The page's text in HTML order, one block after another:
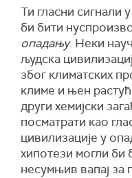
Ти гласни сигнали
би бити
опадању. Неки
људска
због климатских
климе и њен
други хемијски
посматрати као
цивилизације у
хипотези могли би
несумњив вапај за